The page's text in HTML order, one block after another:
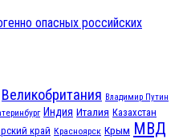
опасных российских
Великобритания Владимир Путин
Индия Италия Казахстан
край Красноярск Крым МВД